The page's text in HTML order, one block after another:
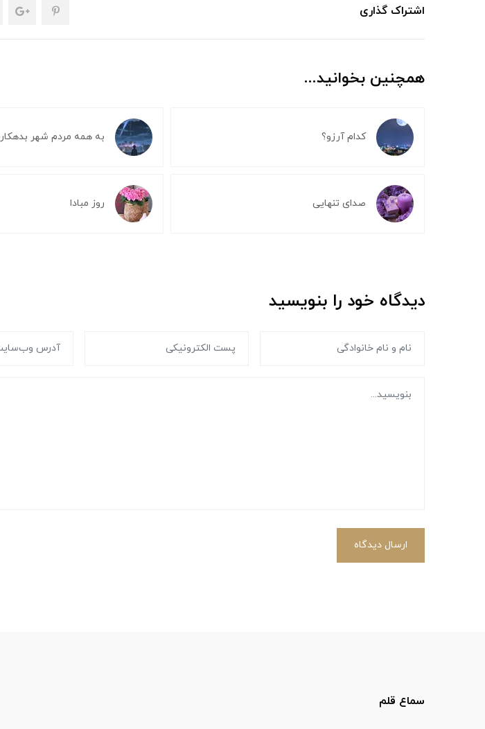
اشتراک گذاری
همچنین بخوانید...
کدام آرزو؟ به همه مردم شهر
صدای تنهایی روز مبادا
دیدگاه خود را بنویسید
ارسال دیدگاه
سماع قلم